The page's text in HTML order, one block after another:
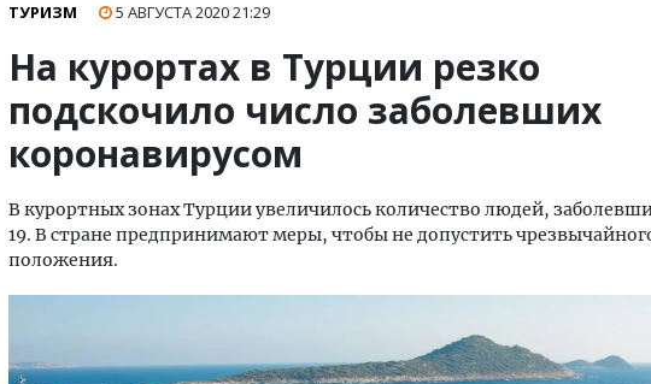
ТУРИЗМ 5 АВГУСТА 202021:29
На курортах в Турции резко
подскочило число заболевших
коронавирусом
В курортных зонах Турции увеличилось количество людей,
19. В стране предпринимают меры, чтобы не допустить
положения.